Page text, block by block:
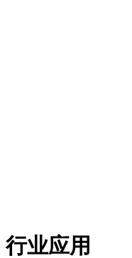
行业应用